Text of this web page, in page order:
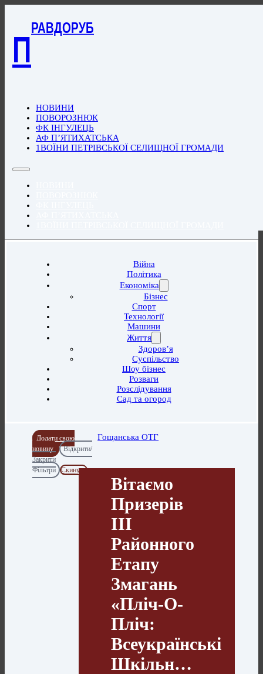
П
РАВДОРУБ
НОВИНИ
ПОВОРОЗНЮК
ФК ІНГУЛЕЦЬ
АФ П’ЯТИХАТСЬКА
1ВОЇНИ ПЕТРІВСЬКОЇ СЕЛИЩНОЇ ГРОМАДИ
Війна
Політика
Економіка
Бізнес
Спорт
Технології
Машини
Життя
Здоров’я
Суспільство
Шоу бізнес
Розваги
Розслідування
Сад та огород
Додати свою
новину
Відкрити/
Закрити
Фільтри
Скинути
Гощанська ОТГ
Вітаємо
Призерів
ІІІ
Районного
Етапу
Змагань
«Пліч-О-
Пліч:
Всеукраїнські
Шкільн…